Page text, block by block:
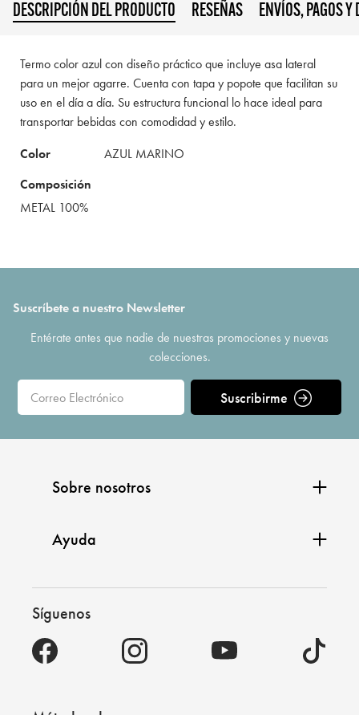
DESCRIPCIÓN DEL PRODUCTO RESEÑAS ENVÍOS, PAGOS Y
Termo color azul con diseño práctico que incluye asa lateral
para un mejor agarre. Cuenta con tapa y popote que facilitan su
uso en el día a día. Su estructura funcional lo hace ideal para
transportar bebidas con comodidad y estilo.
Color
AZUL MARINO
Composición
METAL 100%
Suscríbete a nuestro Newsletter
Entérate antes que nadie de nuestras promociones y nuevas
colecciones.
Suscribirme
Sobre nosotros
Ayuda
Síguenos